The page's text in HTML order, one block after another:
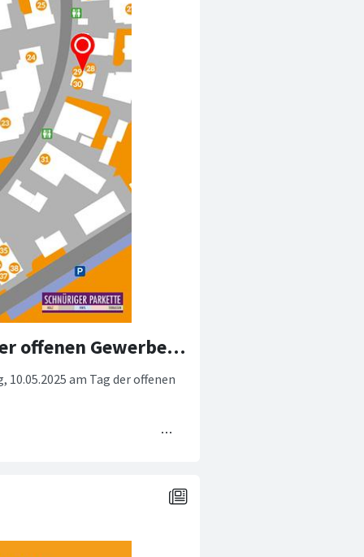
💥Am Samstag ist es soweit - am Tag der offenen Gewerbezone Unterägeri!💥
10.05.2025 am Tag der offenen